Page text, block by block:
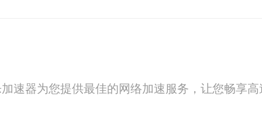
速器为您提供最佳的网络加速服务，让您畅享